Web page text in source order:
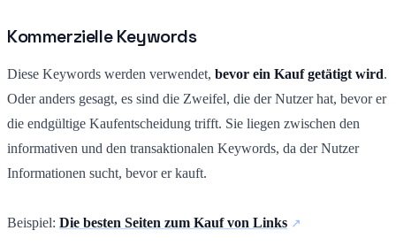
Kommerzielle Keywords
Diese Keywords werden verwendet, bevor ein Kauf getätigt wird.
Oder anders gesagt, es sind die Zweifel, die der Nutzer hat, bevor er
die endgültige Kaufentscheidung trifft. Sie liegen zwischen den
informativen und den transaktionalen Keywords, da der Nutzer
Informationen sucht, bevor er kauft.
Beispiel: Die besten Seiten zum Kauf von Links